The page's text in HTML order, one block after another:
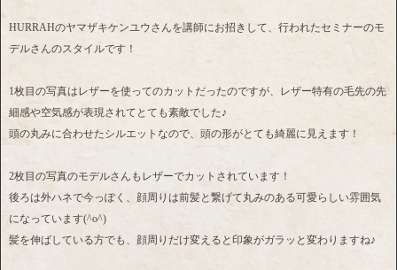
HURRAHのヤマザキケンユウさんを講師にお招きして、行われたセミナーのモ
デルさんのスタイルです！
1枚目の写真はレザーを使ってのカットだったのですが、レザー特有の毛先の先
細感や空気感が表現されてとても素敵でした♪
頭の丸みに合わせたシルエットなので、頭の形がとても綺麗に見えます！
2枚目の写真のモデルさんもレザーでカットされています！
後ろは外ハネで今っぽく、顔周りは前髪と繋げて丸みのある可愛らしい雰囲気
になっています(^o^)
髪を伸ばしている方でも、顔周りだけ変えると印象がガラッと変わりますね♪